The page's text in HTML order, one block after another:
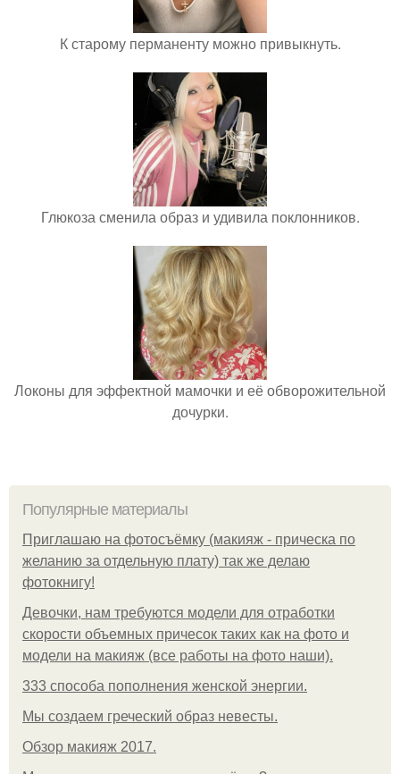
К старому перманенту можно привыкнуть.
Глюкоза сменила образ и удивила поклонников.
Локоны для эффектной мамочки и её обворожительной
дочурки.
Популярные материалы
Приглашаю на фотосъёмку (макияж - прическа по
желанию за отдельную плату) так же делаю
фотокнигу!
Девочки, нам требуются модели для отработки
скорости объемных причесок таких как на фото и
модели на макияж (все работы на фото наши).
333 способа пополнения женской энергии.
Мы создаем греческий образ невесты.
Обзор макияж 2017.